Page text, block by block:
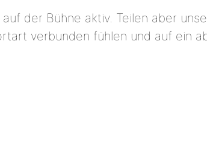
der Bühne aktiv. Teilen aber
verbunden fühlen und auf ein